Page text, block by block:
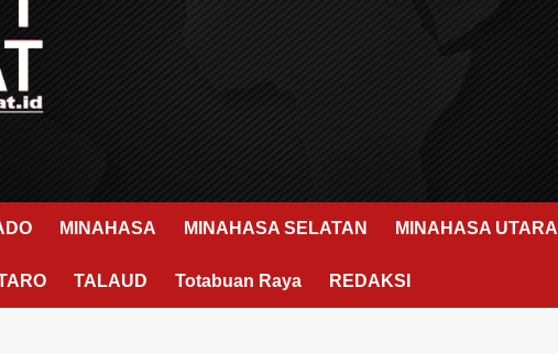
MINAHASA MINAHASA SELATAN MINAHASA UTARA
TALAUD Totabuan Raya REDAKSI